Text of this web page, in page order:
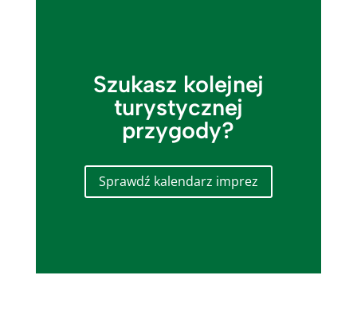
Szukasz kolejnej
turystycznej
przygody?
Sprawdź kalendarz imprez